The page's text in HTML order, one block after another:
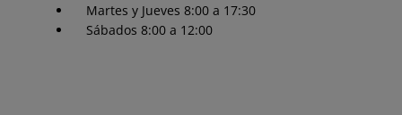
Martes y Jueves 8:00 a 17:30
Sábados 8:00 a 12:00